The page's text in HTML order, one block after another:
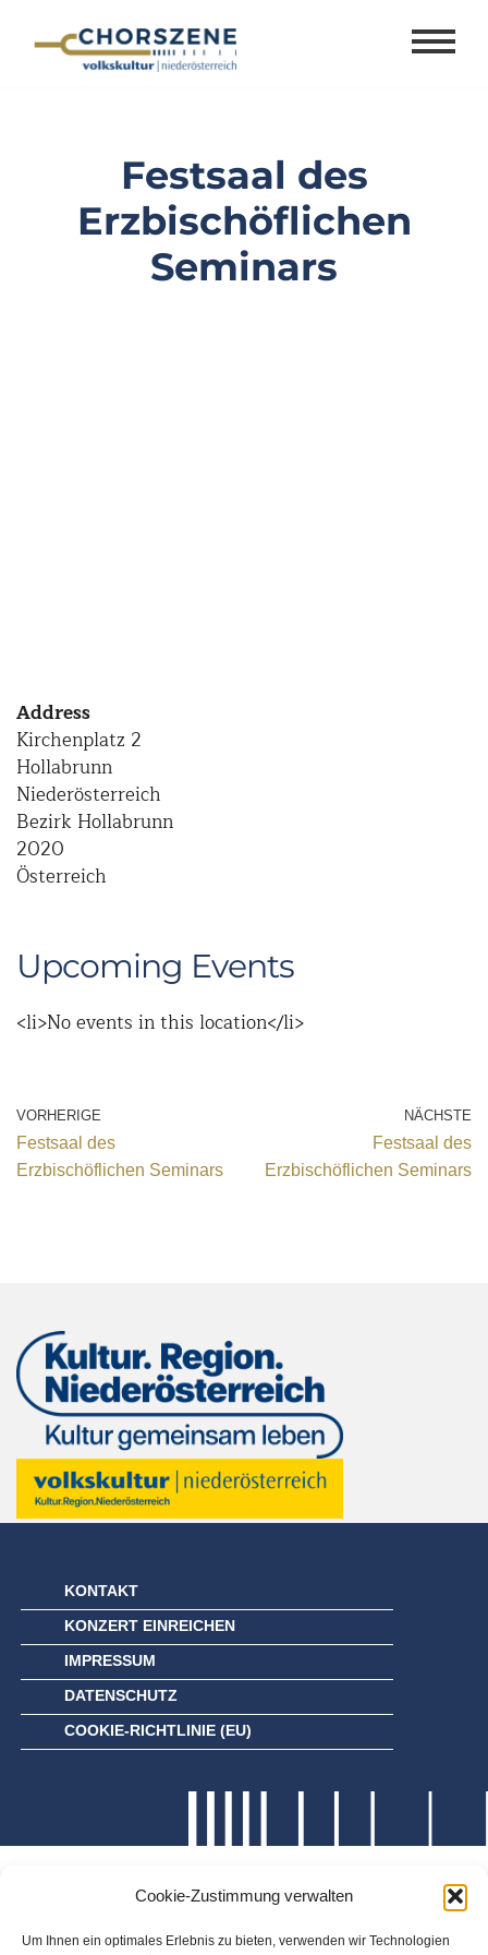
Cookie-Zustimmung verwalten
Um Ihnen ein optimales Erlebnis zu bieten, verwenden wir Technologien
Festsaal des
Erzbischöflichen
Seminars
Address
Kirchenplatz 2
Hollabrunn
Niederösterreich
Bezirk Hollabrunn
2020
Österreich
Upcoming Events
<li>No events in this location</li>
VORHERIGE
Festsaal des
Erzbischöflichen Seminars
NÄCHSTE
Festsaal des
Erzbischöflichen Seminars
KONTAKT
KONZERT EINREICHEN
IMPRESSUM
DATENSCHUTZ
COOKIE-RICHTLINIE (EU)